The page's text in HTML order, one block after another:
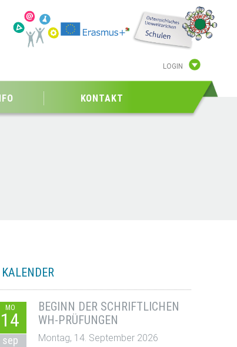
LOGIN
KONTAKT
KALENDER
MO
14
sep
BEGINN DER SCHRIFTLICHEN
WH-PRÜFUNGEN
Montag, 14. September 2026